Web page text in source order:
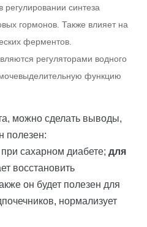
регулировании синтеза
гормонов. Также влияет на
ферментов.
регуляторами водного
функцию
можно сделать выводы,
полезен:
при сахарном диабете; для
восстановить
он будет полезен для
нормализует